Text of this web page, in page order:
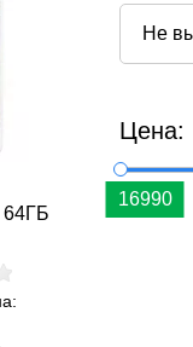
64ГБ
Цена: